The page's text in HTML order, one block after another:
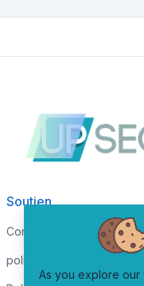
Soutien
Conditions de services
politique de confidentialité
As you explore our